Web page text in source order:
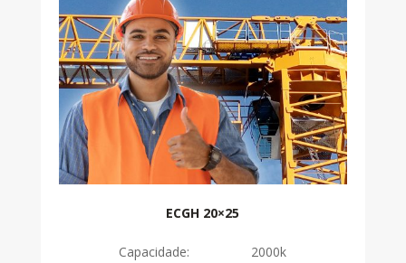
ECGH 20×25
Capacidade: 2000k